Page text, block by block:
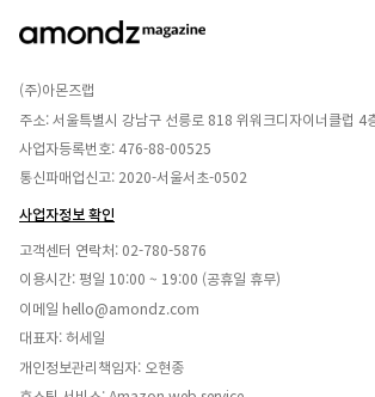
(주)아몬즈랩
주소: 서울특별시 강남구 선릉로 818 위워크디자이너클럽 4
사업자등록번호: 476-88-00525
통신파매업신고: 2020-서울서초-0502
사업자정보 확인
고객센터 연락처: 02-780-5876
이용시간: 평일 10:00 ~ 19:00 (공휴일 휴무)
이메일 hello@amondz.com
대표자: 허세일
개인정보관리책임자: 오현종